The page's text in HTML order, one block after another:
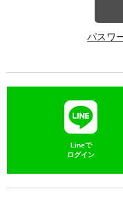
パスワ
Lineで
ログイン